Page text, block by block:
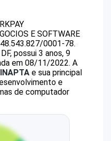
E SOFTWARE
48.543.827/0001-78.
possui 3 anos, 9
em 08/11/2022. A
INAPTA e sua principal
e
de computador